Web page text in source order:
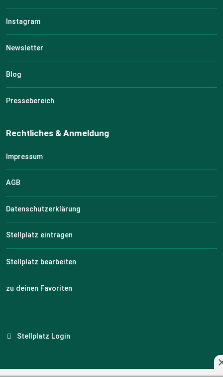
Instagram
Newsletter
Blog
Pressebereich
Rechtliches & Anmeldung
Impressum
AGB
Datenschutzerklärung
Stellplatz eintragen
Stellplatz bearbeiten
zu deinen Favoriten
Stellplatz Login